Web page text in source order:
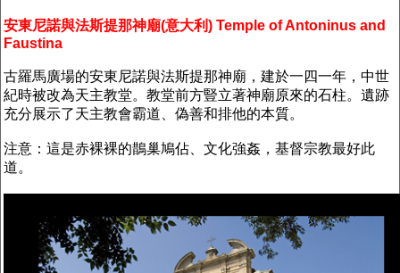
安東尼諾與法斯提那神廟(意大利) Temple of Antoninus and
Faustina
古羅馬廣場的安東尼諾與法斯提那神廟，建於一四一年，中世
紀時被改為天主教堂。教堂前方豎立著神廟原來的石柱。遺跡
充分展示了天主教會霸道、偽善和排他的本質。
注意：這是赤裸裸的鵲巢鳩佔、文化強姦，基督宗教最好此
道。